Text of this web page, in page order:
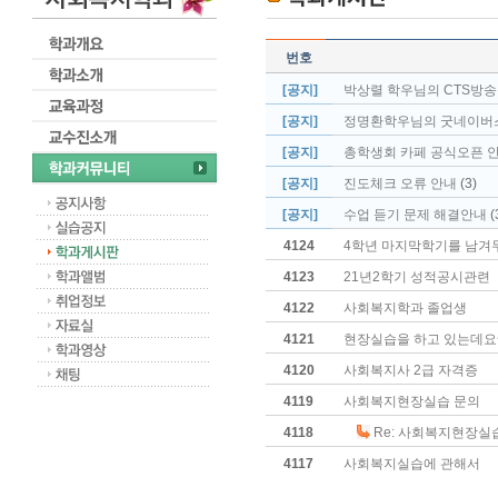
번호
[공지]
박상렬 학우님의 CTS방
[공지]
정명환학우님의 굿네이
[공지]
총학생회 카페 공식오픈
[공지]
진도체크 오류 안내 (3)
[공지]
수업 듣기 문제 해결안내
4124
4학년 마지막학기를 남겨
4123
21년2학기 성적공시관련
4122
사회복지학과 졸업생
4121
현장실습을 하고 있는데
4120
사회복지사 2급 자격증
4119
사회복지현장실습 문의
4118
Re: 사회복지현장실
4117
사회복지실습에 관해서